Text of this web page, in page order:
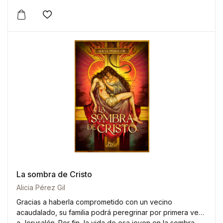
Este producto tiene múltiples variantes. Las
Añadir a la lista de deseos
La sombra de Cristo
Alicia Pérez Gil
Gracias a haberla comprometido con un vecino
acaudalado, su familia podrá peregrinar por primera vez